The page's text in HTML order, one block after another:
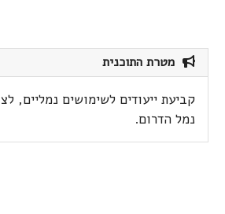
מטרת התוכנית
קביעת ייעודים לשימושים נמליים,
נמל הדרום.